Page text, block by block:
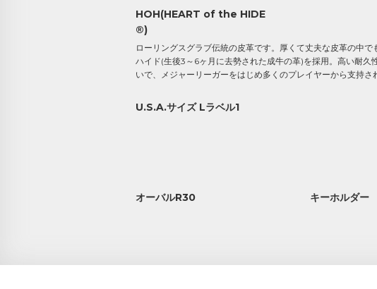
HOH(HEART of the HIDE
®)
ローリングスグラブ伝統の皮革です。厚くて丈夫な皮革の中で
ハイド(生後3～6ヶ月に去勢された成牛の革)を採用。高い耐久
いで、メジャーリーガーをはじめ多くのプレイヤーから支持さ
U.S.A.サイズ Lラベル1
オーバルR30 キーホルダー